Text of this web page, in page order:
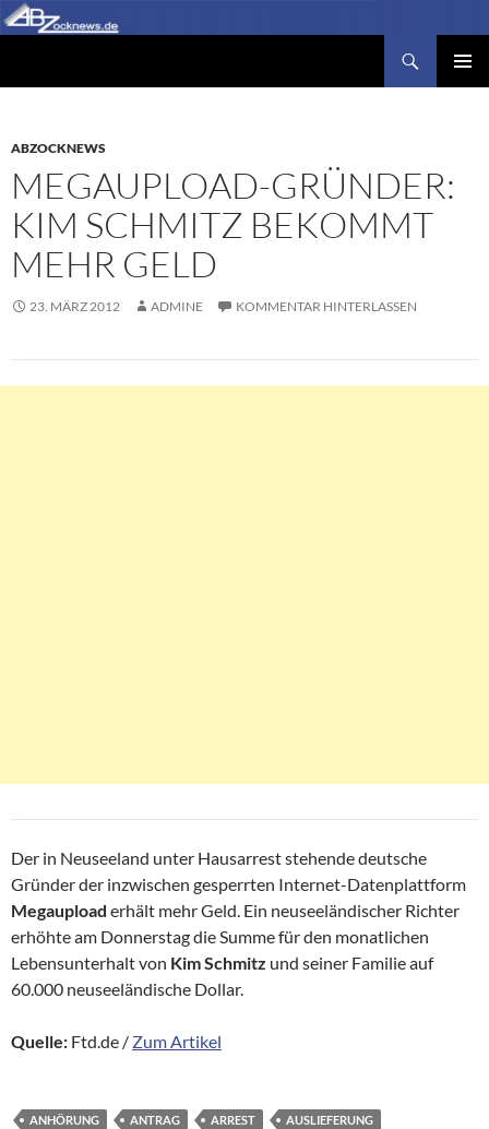
Zum
Inhalt
ABZOCKNEWS
MEGAUPLOAD-GRÜNDER:
KIM SCHMITZ BEKOMMT
MEHR GELD
23. MÄRZ 2012 ADMINE KOMMENTAR HINTERLASSEN
Der in Neuseeland unter Hausarrest stehende deutsche
Gründer der inzwischen gesperrten Internet-Datenplattform
Megaupload erhält mehr Geld. Ein neuseeländischer Richter
erhöhte am Donnerstag die Summe für den monatlichen
Lebensunterhalt von Kim Schmitz und seiner Familie auf
60.000 neuseeländische Dollar.
Quelle: Ftd.de / Zum Artikel
ANHÖRUNG ANTRAG ARREST
AUSLIEFERUNG